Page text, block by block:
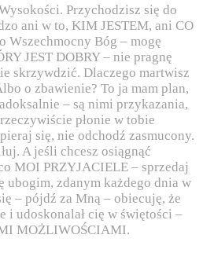
Przychodzisz się do
ani w to, KIM JESTEM, ani CO
Wszechmocny Bóg – mogę
JEST DOBRY – nie pragnę
skrzywdzić. Dlaczego martwisz
o zbawienie? To ja mam plan,
– są nimi przykazania,
płonie w tobie
się, nie odchodź zasmucony.
A jeśli chcesz osiągnąć
MOI PRZYJACIELE – sprzedaj
ubogim, zdanym każdego dnia w
– pójdź za Mną – obiecuję, że
i udoskonalał cię w świętości –
MOŻLIWOŚCIAMI.